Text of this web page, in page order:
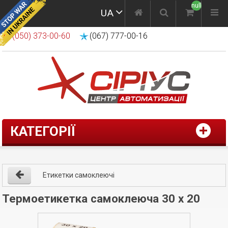
UA
null
(050) 373-00-60 (067) 777-00-16
КАТЕГОРІЇ
Етикетки самоклеючі
Термоетикетка самоклеюча 30 х 20